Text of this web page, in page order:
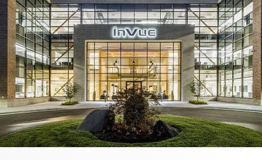
门禁控制
销售点
互联商店
DIY与家居装修
大型超市和杂货店
移动运营商
LIVE
MagStand
Zips
商品陈列安全
可持续性
在InVue工作
业务合作伙伴
博客
说明指南